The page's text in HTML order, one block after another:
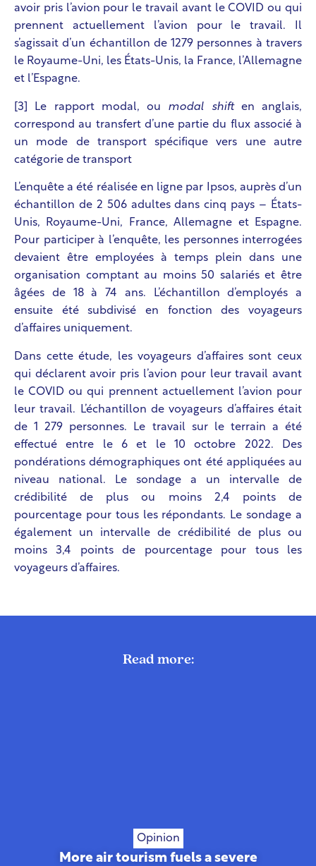
avoir pris l’avion pour le travail avant le COVID ou qui
prennent actuellement l’avion pour le travail. Il
s’agissait d’un échantillon de 1279 personnes à travers
le Royaume-Uni, les ‎États-Unis, la France, l’Allemagne
et l’Espagne.
[3] Le rapport modal, ou modal shift en anglais,
correspond au transfert d’une partie du flux associé à
un mode de transport spécifique vers une autre
catégorie de transport
L’enquête a été réalisée en ligne par Ipsos, auprès d’un
échantillon de 2 506 adultes dans cinq pays – États-
Unis, Royaume-Uni, France, Allemagne et Espagne.
Pour participer à l’enquête, les personnes interrogées
devaient être employées à temps plein dans une
organisation comptant au moins 50 salariés et être
âgées de 18 à 74 ans. L’échantillon d’employés a
ensuite été subdivisé en fonction des voyageurs
d’affaires uniquement.
Dans cette étude, les voyageurs d’affaires sont ceux
qui déclarent avoir pris l’avion pour leur travail avant
le COVID ou qui prennent actuellement l’avion pour
leur travail. L’échantillon de voyageurs d’affaires était
de 1 279 personnes. Le travail sur le terrain a été
effectué entre le 6 et le 10 octobre 2022. Des
pondérations démographiques ont été appliquées au
niveau national. Le sondage a un intervalle de
crédibilité de plus ou moins 2,4 points de
pourcentage pour tous les répondants. Le sondage a
également un intervalle de crédibilité de plus ou
moins 3,4 points de pourcentage pour tous les
voyageurs d’affaires.
Read more:
Opinion
More air tourism fuels a severe